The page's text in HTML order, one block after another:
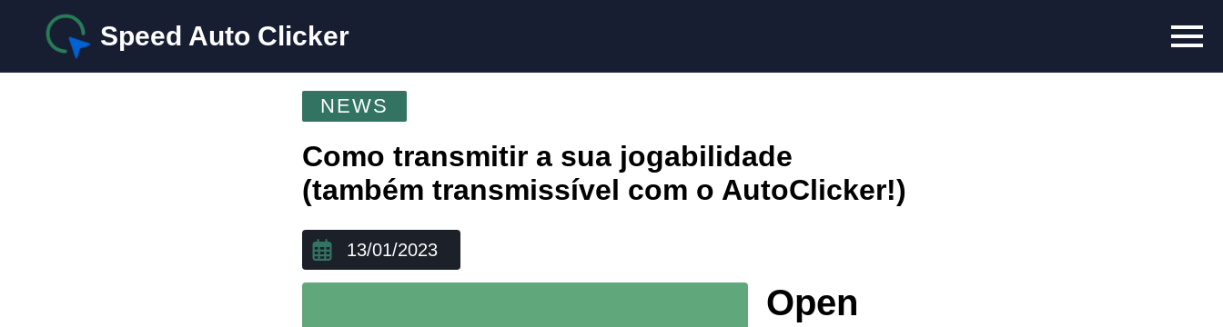
Speed Auto Clicker
NEWS
Como transmitir a sua jogabilidade
(também transmissível com o AutoClicker!)
13/01/2023
Open